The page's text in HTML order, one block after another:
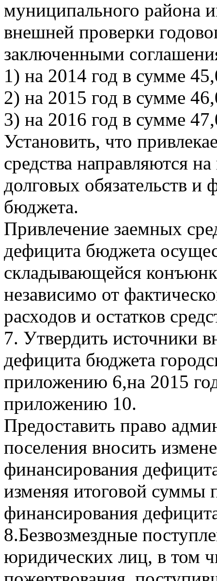
муниципального района
внешней проверки
заключенными
1) на 2014 год в сумме
2) на 2015 год в сумме
3) на 2016 год в сумме
Установить, что
средства направляются
долговых обязательств
бюджета.
Привлечение заемных
дефицита бюджета
складывающейся
независимо от
расходов и остатков
7. Утвердить источники
дефицита бюджета
приложению 6,на 2015
приложению 10.
Предоставить право
поселения вносить
финансирования
изменяя итоговой суммы
финансирования
8.Безвозмездные
юридических лиц, в том